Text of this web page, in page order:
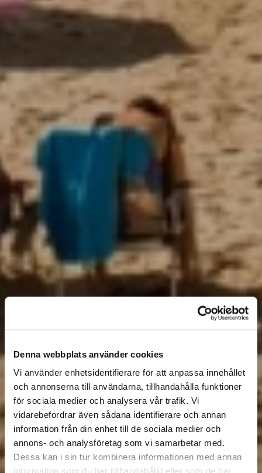
Denna webbplats använder cookies
Vi använder enhetsidentifierare för att anpassa innehållet
och annonserna till användarna, tillhandahålla funktioner
för sociala medier och analysera vår trafik. Vi
vidarebefordrar även sådana identifierare och annan
information från din enhet till de sociala medier och
annons- och analysföretag som vi samarbetar med.
Dessa kan i sin tur kombinera informationen med annan